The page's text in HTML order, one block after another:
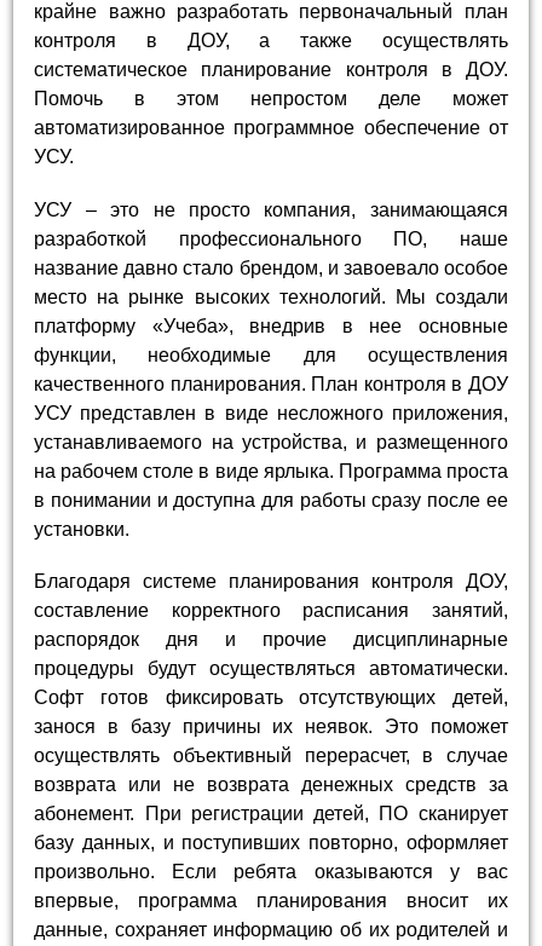
крайне важно разработать первоначальный план
контроля в ДОУ, а также осуществлять
систематическое планирование контроля в ДОУ.
Помочь в этом непростом деле может
автоматизированное программное обеспечение от
УСУ.
УСУ – это не просто компания, занимающаяся
разработкой профессионального ПО, наше
название давно стало брендом, и завоевало особое
место на рынке высоких технологий. Мы создали
платформу «Учеба», внедрив в нее основные
функции, необходимые для осуществления
качественного планирования. План контроля в ДОУ
УСУ представлен в виде несложного приложения,
устанавливаемого на устройства, и размещенного
на рабочем столе в виде ярлыка. Программа проста
в понимании и доступна для работы сразу после ее
установки.
Благодаря системе планирования контроля ДОУ,
составление корректного расписания занятий,
распорядок дня и прочие дисциплинарные
процедуры будут осуществляться автоматически.
Софт готов фиксировать отсутствующих детей,
занося в базу причины их неявок. Это поможет
осуществлять объективный перерасчет, в случае
возврата или не возврата денежных средств за
абонемент. При регистрации детей, ПО сканирует
базу данных, и поступивших повторно, оформляет
произвольно. Если ребята оказываются у вас
впервые, программа планирования вносит их
данные, сохраняет информацию об их родителей и